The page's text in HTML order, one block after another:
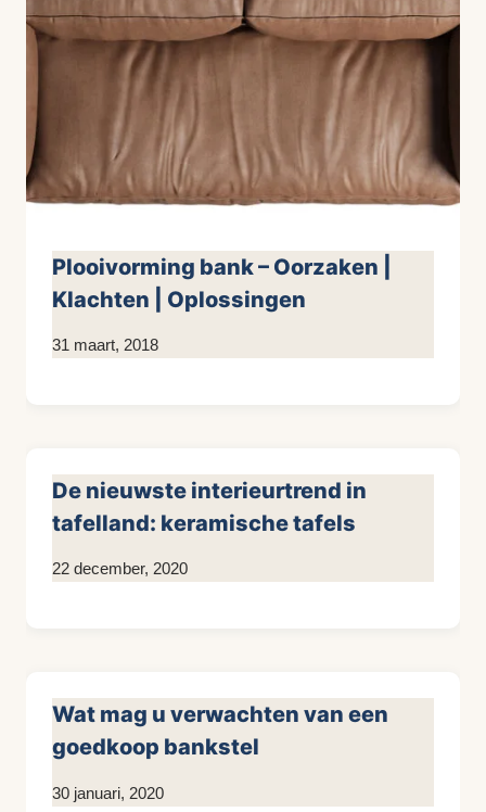
Plooivorming bank – Oorzaken |
Klachten | Oplossingen
Door
31 maart, 2018
De nieuwste interieurtrend in
tafelland: keramische tafels
Door
22 december, 2020
Wat mag u verwachten van een
goedkoop bankstel
Door
30 januari, 2020